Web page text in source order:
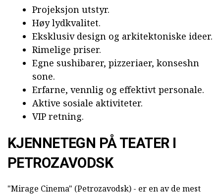
Projeksjon utstyr.
Høy lydkvalitet.
Eksklusiv design og arkitektoniske ideer.
Rimelige priser.
Egne sushibarer, pizzeriaer, konseshn
sone.
Erfarne, vennlig og effektivt personale.
Aktive sosiale aktiviteter.
VIP retning.
KJENNETEGN PÅ TEATER I
PETROZAVODSK
"Mirage Cinema" (Petrozavodsk) - er en av de mest